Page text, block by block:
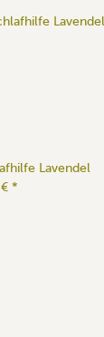
Lavendel
*